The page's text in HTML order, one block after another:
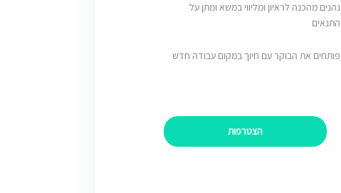
נהנים מהכנה לראיון ומליווי במשא ומתן על
התנאים
פותחים את הבוקר עם חיוך במקום עבודה חדש
הצטרפות